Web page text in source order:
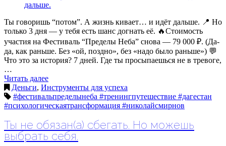
Ты говоришь “потом”. А жизнь кивает… и идёт дальше. 📍 Но
только 3 дня — у тебя есть шанс догнать её. 🔥Стоимость
участия на Фестиваль “Пределы Неба” снова — 79 000 ₽. (Да-
да, как раньше. Без «ой, поздно», без «надо было раньше») 💬
Что это за история? 7 дней. Где ты просыпаешься не в тревоге,
…
Читать далее
Деньги, Инструменты для успеха
#фестивальпределынеба #тренингпутешествие #дагестан
#психологическаятрансформация #николайсмирнов
Ты не обязан(а) сбегать. Но можешь
выбрать себя.